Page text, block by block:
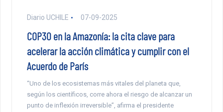
Diario UCHILE 07-09-2025
COP30 en la Amazonía: la cita clave para
acelerar la acción climática y cumplir con el
Acuerdo de París
“Uno de los ecosistemas más vitales del planeta que,
según los científicos, corre ahora el riesgo de alcanzar un
punto de inflexión irreversible”, afirma el presidente